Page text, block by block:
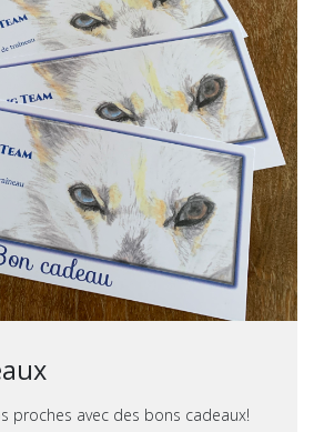
proches avec des bons cadeaux!